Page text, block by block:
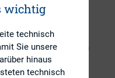
ab
wichtig
technisch
Sie unsere
hinaus
technisch